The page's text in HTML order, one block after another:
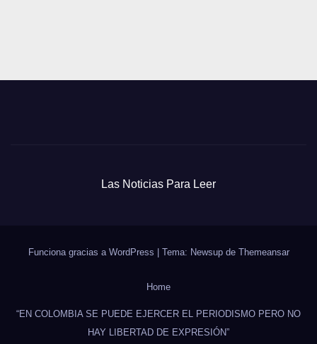
Las Noticias Para Leer
Funciona gracias a WordPress Tema: Newsup de Themeansar
Home
“EN COLOMBIA SE PUEDE EJERCER EL PERIODISMO PERO NO
HAY LIBERTAD DE EXPRESIÓN”